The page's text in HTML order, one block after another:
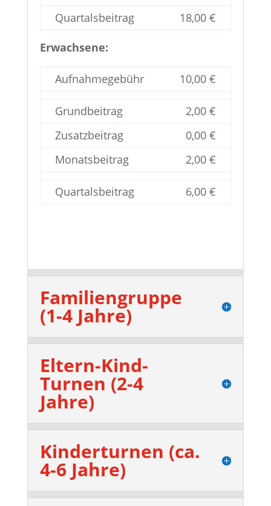
Quartalsbeitrag 18,00 €
Erwachsene:
Aufnahmegebühr 10,00 €
Grundbeitrag
2,00 €
Zusatzbeitrag
0,00 €
Monatsbeitrag
2,00 €
Quartalsbeitrag 6,00 €
Familiengruppe
(1-4 Jahre)
Eltern-Kind-
Turnen (2-4
Jahre)
Kinderturnen (ca.
4-6 Jahre)